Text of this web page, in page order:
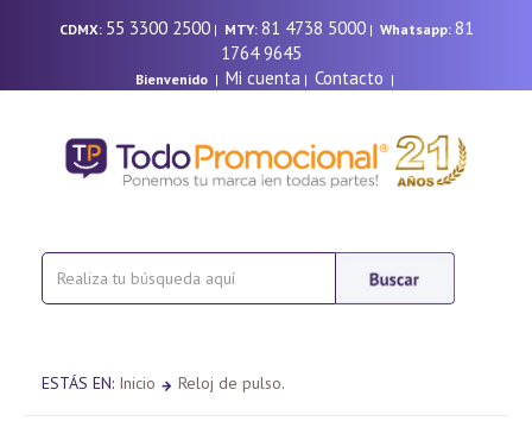
CDMX: 55 3300 2500| MTY: 81 4738 5000| Whatsapp: 81
1764 9645
Bienvenido| Mi cuenta | Contacto |
ESTÁS EN: Inicio Reloj de pulso.